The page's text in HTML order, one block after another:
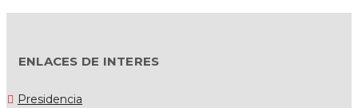
ENLACES DE INTERES
Presidencia